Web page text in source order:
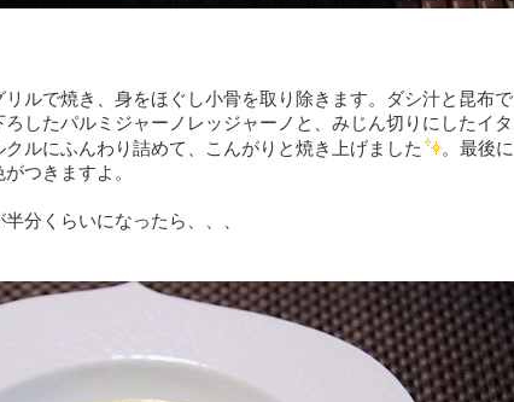
ルで焼き、身をほぐし小骨を取り除きます。ダシ汁と昆布で
したパルミジャーノレッジャーノと、みじん切りにしたイタ
ルにふんわり詰めて、こんがりと焼き上げました
。最後に
つきますよ。
分くらいになったら、、、